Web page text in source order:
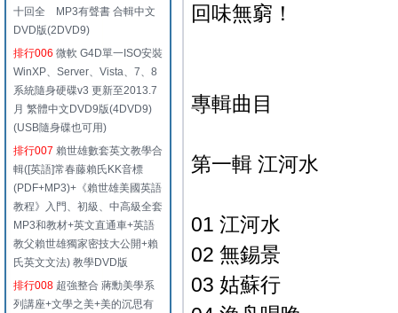
十回全 MP3有聲書 合輯中文
DVD版(2DVD9)
排行006 微軟 G4D單一ISO安裝
WinXP、Server、Vista、7、8
系統隨身硬碟v3 更新至2013.7
月 繁體中文DVD9版(4DVD9)
(USB隨身碟也可用)
排行007 賴世雄數套英文教學合
輯([英語]常春藤賴氏KK音標
(PDF+MP3)+《賴世雄美國英語
教程》入門、初級、中高級全套
MP3和教材+英文直通車+英語
教父賴世雄獨家密技大公開+賴
氏英文文法) 教學DVD版
排行008 超強整合 蔣勳美學系
列講座+文學之美+美的沉思有
回味無窮！
專輯曲目
第一輯 江河水
01 江河水
02 無錫景
03 姑蘇行